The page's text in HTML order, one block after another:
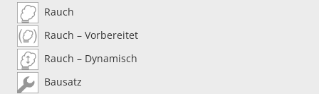
Rauch
Rauch – Vorbereitet
Rauch – Dynamisch
Bausatz